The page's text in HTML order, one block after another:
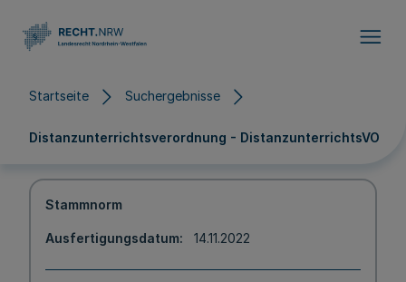
Startseite Suchergebnisse
Distanzunterrichtsverordnung - DistanzunterrichtsVO
Stammnorm
Ausfertigungsdatum 14.11.2022